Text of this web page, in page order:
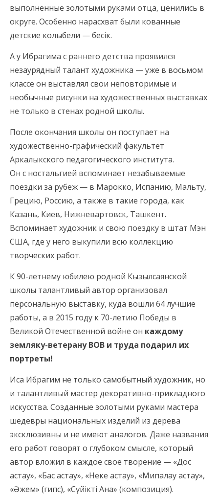
выполненные золотыми руками отца, ценились в
округе. Особенно нарасхват были кованные
детские колыбели — бесік.
А у Ибрагима с раннего детства проявился
незаурядный талант художника — уже в восьмом
классе он выставлял свои неповторимые и
необычные рисунки на художественных выставках
не только в стенах родной школы.
После окончания школы он поступает на
художественно-графический факультет
Аркалыкского педагогического института.
Он с ностальгией вспоминает незабываемые
поездки за рубеж — в Марокко, Испанию, Мальту,
Грецию, Россию, а также в такие города, как
Казань, Киев, Нижневартовск, Ташкент.
Вспоминает художник и свою поездку в штат Мэн
США, где у него выкупили всю коллекцию
творческих работ.
К 90-летнему юбилею родной Кызылсаянской
школы талантливый автор организовал
персональную выставку, куда вошли 64 лучшие
работы, а в 2015 году к 70-летию Победы в
Великой Отечественной войне он каждому
земляку-ветерану ВОВ и труда подарил их
портреты!
Иса Ибрагим не только самобытный художник, но
и талантливый мастер декоративно-прикладного
искусства. Созданные золотыми руками мастера
шедевры национальных изделий из дерева
эксклюзивны и не имеют аналогов. Даже названия
его работ говорят о глубоком смысле, который
автор вложил в каждое свое творение — «Дос
астау», «Бас астау», «Неке астау», «Мипалау астау»,
«Әжем» (гипс), «Сүйікті Ана» (композиция).